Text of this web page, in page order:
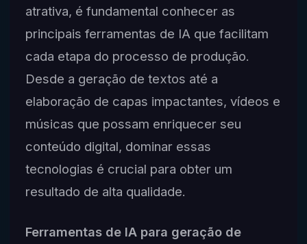
atrativa, é fundamental conhecer as
principais ferramentas de IA que facilitam
cada etapa do processo de produção.
Desde a geração de textos até a
elaboração de capas impactantes, vídeos e
músicas que possam enriquecer seu
conteúdo digital, dominar essas
tecnologias é crucial para obter um
resultado de alta qualidade.
Ferramentas de IA para geração de